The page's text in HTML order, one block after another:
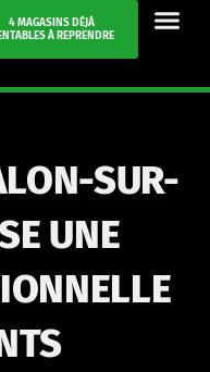
4 MAGASINS DÉJÀ
À REPRENDRE
SUR-
UNE